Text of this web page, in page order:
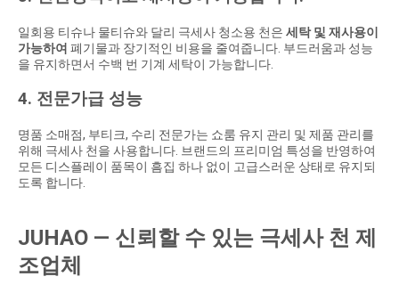
일회용 티슈나 물티슈와 달리 극세사 청소용 천은 세탁 및 재사용이
가능하여 폐기물과 장기적인 비용을 줄여줍니다. 부드러움과 성능
을 유지하면서 수백 번 기계 세탁이 가능합니다.
4. 전문가급 성능
명품 소매점, 부티크, 수리 전문가는 쇼룸 유지 관리 및 제품 관리를
위해 극세사 천을 사용합니다. 브랜드의 프리미엄 특성을 반영하여
모든 디스플레이 품목이 흠집 하나 없이 고급스러운 상태로 유지되
도록 합니다.
JUHAO — 신뢰할 수 있는 극세사 천 제
조업체